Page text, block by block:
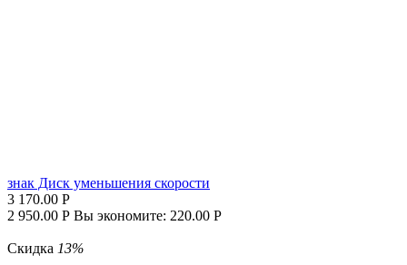
знак Диск уменьшения скорости
3 170.00 Р
2 950.00 Р Вы экономите: 220.00 Р
Скидка 13%